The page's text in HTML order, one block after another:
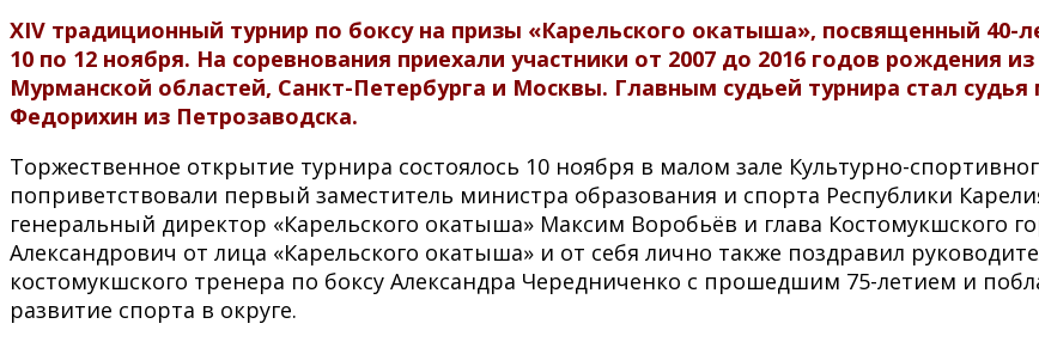
XIV традиционный турнир по боксу на призы «Карельского окатыша», посвященный
10 по 12 ноября. На соревнования приехали участники от 2007 до 2016 годов рождения
Мурманской областей, Санкт-Петербурга и Москвы. Главным судьей турнира стал
Федорихин из Петрозаводска.
Торжественное открытие турнира состоялось 10 ноября в малом зале Культурно-
поприветствовали первый заместитель министра образования и спорта Республики
генеральный директор «Карельского окатыша» Максим Воробьёв и глава Костомукшского
Александрович от лица «Карельского окатыша» и от себя лично также поздравил
костомукшского тренера по боксу Александра Чередниченко с прошедшим 75-летием и
развитие спорта в округе.